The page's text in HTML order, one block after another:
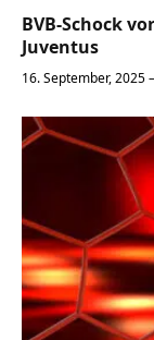
BVB-Schock
Juventus
16. September, 2025